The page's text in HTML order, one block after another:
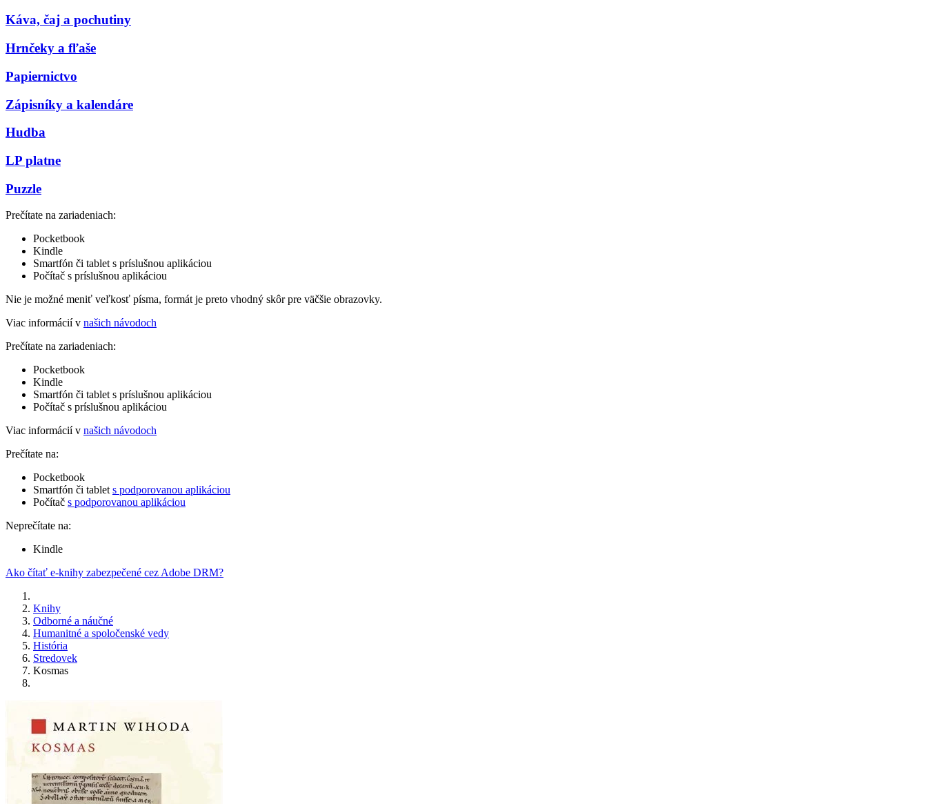
Káva, čaj a pochutiny
Hrnčeky a fľaše
Papiernictvo
Zápisníky a kalendáre
Hudba
LP platne
Puzzle
Prečítate na zariadeniach:
Pocketbook
Kindle
Smartfón či tablet s príslušnou aplikáciou
Počítač s príslušnou aplikáciou
Nie je možné meniť veľkosť písma, formát je preto vhodný skôr pre väčšie obrazovky.
Viac informácií v našich návodoch
Prečítate na zariadeniach:
Pocketbook
Kindle
Smartfón či tablet s príslušnou aplikáciou
Počítač s príslušnou aplikáciou
Viac informácií v našich návodoch
Prečítate na:
Pocketbook
Smartfón či tablet s podporovanou aplikáciou
Počítač s podporovanou aplikáciou
Neprečítate na:
Kindle
Ako čítať e-knihy zabezpečené cez Adobe DRM?
Knihy
Odborné a náučné
Humanitné a spoločenské vedy
História
Stredovek
Kosmas